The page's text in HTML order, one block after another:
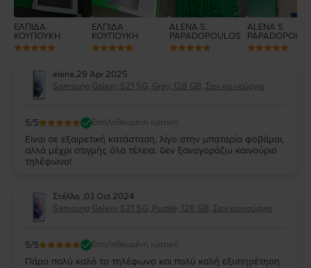
ΕΛΠΙΔΑ
ΚΟΥΠΟΥΚΗ
ΕΛΠΙΔΑ
ΚΟΥΠΟΥΚΗ
ALENA S.
PAPADOPOULOS
ALENA S.
elena,29 Apr 2025
Samsung Galaxy S21 5G, Gray, 128 GB, Σαν καινούργιο
5/5 Επαληθευμένη κριτική
Είναι σε εξαιρετική κατάσταση, λίγο στην μπαταρία φοβάμαι,
αλλά μέχρι στιγμής όλα τέλεια. δεν ξαναγοράζω καινούριο
τηλέφωνο!
Στέλλα ,03 Oct 2024
Samsung Galaxy S21 5G, Purple, 128 GB, Σαν καινούργιο
5/5 Επαληθευμένη κριτική
Πάρα πολύ καλό το τηλέφωνο και πολύ καλή εξυπηρέτηση